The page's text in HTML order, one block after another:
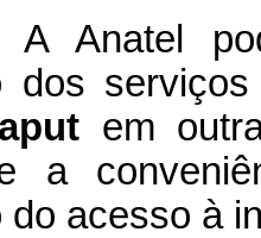
Anatel
dos
em
a
do acesso à